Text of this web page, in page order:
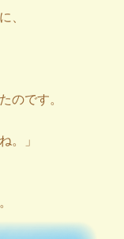
、
のです。
。」